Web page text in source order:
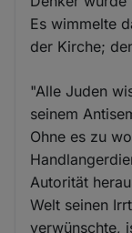
Es wimmelte
der Kirche;
"Alle Juden
seinem
Ohne es zu
Autorität
Welt seinen
verwünschte,